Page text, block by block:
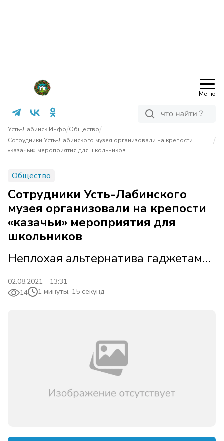
Меню
Усть-Лабинск Инфо/Общество/
Сотрудники Усть-Лабинского музея организовали на крепости
«казачьи» мероприятия для школьников
/
Общество
Сотрудники Усть-Лабинского
музея организовали на крепости
«казачьи» мероприятия для
школьников
Неплохая альтернатива гаджетам…
02.08.2021 - 13:31
14
1 минуты, 15 секунд